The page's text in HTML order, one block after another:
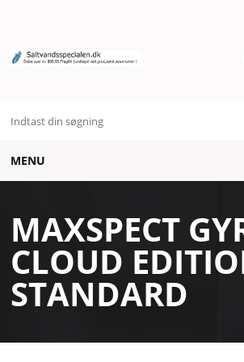
MENU
BELYSNING
BRANDS
MAXSPECT
CLOUD
STANDARD